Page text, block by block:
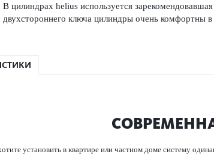
В цилиндрах helius используется
двухстороннего ключа цилиндры очень комфортны
установить в квартире или частном доме систему